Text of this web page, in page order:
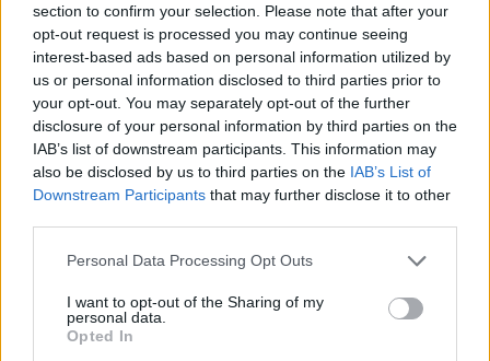
section to confirm your selection. Please note that after your
opt-out request is processed you may continue seeing
interest-based ads based on personal information utilized by
us or personal information disclosed to third parties prior to
your opt-out. You may separately opt-out of the further
disclosure of your personal information by third parties on the
IAB’s list of downstream participants. This information may
also be disclosed by us to third parties on the IAB’s List of
Downstream Participants that may further disclose it to other
Personal Data Processing Opt Outs
I want to opt-out of the Sharing of my
personal data.
Opted In
V pěti zemích Amazonie zatkli stovky lidí kvůli
environmentální kriminalitě
5.8.2026 10:34 | BOGOTÁ (ČTK)
Policisté v pěti zemích ležících
v Amazonii pozatýkali stovky
lidí a zabavili dřevo, minerály i
zvířata v hodnotě přes 280
milionů dolarů (kolem 5,9
miliard korun) při jednom z největších koordinovaných zásahů
proti environmentální kriminalitě v největším deštném pralese
světa. Napsala to agentura AP, podle níž se do operace nazvané
Potok Bylanka v Pardubicích vyschl. Městský obvod
chce, aby Povodí Labe vyčistilo koryto